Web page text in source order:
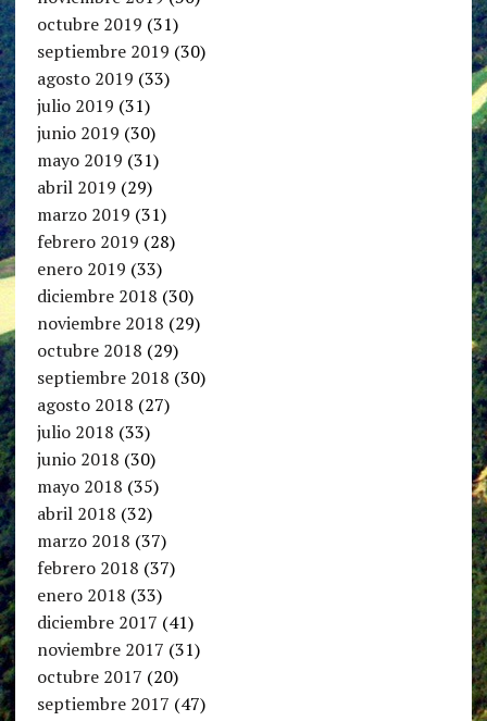
octubre 2019 (31)
septiembre 2019 (30)
agosto 2019 (33)
julio 2019 (31)
junio 2019 (30)
mayo 2019 (31)
abril 2019 (29)
marzo 2019 (31)
febrero 2019 (28)
enero 2019 (33)
diciembre 2018 (30)
noviembre 2018 (29)
octubre 2018 (29)
septiembre 2018 (30)
agosto 2018 (27)
julio 2018 (33)
junio 2018 (30)
mayo 2018 (35)
abril 2018 (32)
marzo 2018 (37)
febrero 2018 (37)
enero 2018 (33)
diciembre 2017 (41)
noviembre 2017 (31)
octubre 2017 (20)
septiembre 2017 (47)